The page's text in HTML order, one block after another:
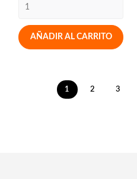
AÑADIR AL CARRITO
1 2 3